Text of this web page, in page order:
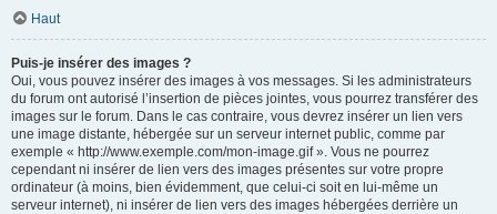
Haut
Puis-je insérer des images ?
Oui, vous pouvez insérer des images à vos messages. Si les administrateurs
du forum ont autorisé l’insertion de pièces jointes, vous pourrez transférer des
images sur le forum. Dans le cas contraire, vous devrez insérer un lien vers
une image distante, hébergée sur un serveur internet public, comme par
exemple « http://www.exemple.com/mon-image.gif ». Vous ne pourrez
cependant ni insérer de lien vers des images présentes sur votre propre
ordinateur (à moins, bien évidemment, que celui-ci soit en lui-même un
serveur internet), ni insérer de lien vers des images hébergées derrière un